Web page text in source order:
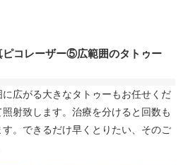
ピコレーザー⑤広範囲のタトゥー
広がる大きなタトゥーもお任せくだ
射致します。治療を分けると回数も
。できるだけ早くとりたい、そのご